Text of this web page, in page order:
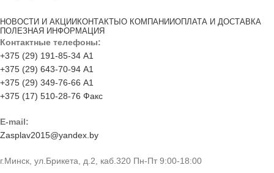
НОВОСТИ И АКЦИИ КОНТАКТЫ О КОМПАНИИОПЛАТА И ДОСТАВКА
ПОЛЕЗНАЯ ИНФОРМАЦИЯ
Контактные телефоны:
+375 (29) 191-85-34 А1
+375 (29) 643-70-94 А1
+375 (29) 349-76-66 А1
+375 (17) 510-28-76 Факс
E-mail:
Zasplav2015@yandex.by
г.Минск, ул.Брикета, д.2, каб.320 Пн-Пт 9:00-18:00